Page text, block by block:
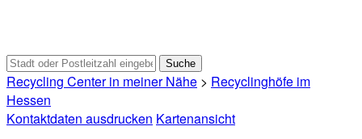
Recycling Center in meiner Nähe > Recyclinghöfe im
Hessen
Kontaktdaten ausdrucken Kartenansicht